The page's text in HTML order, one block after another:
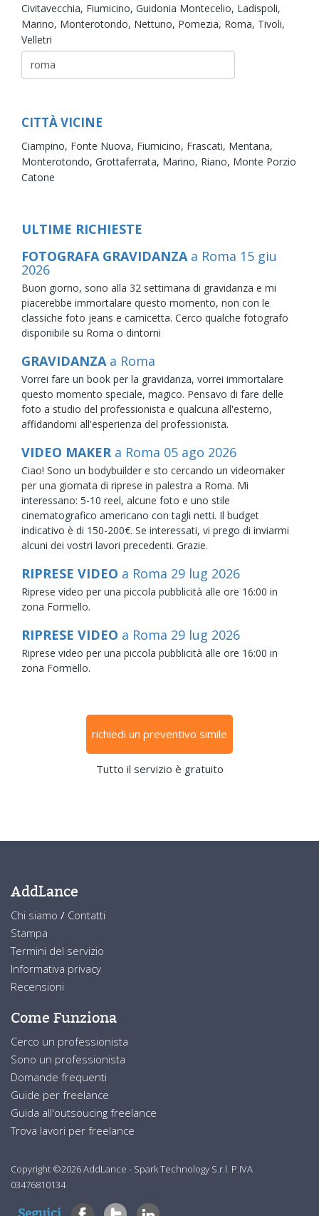
Civitavecchia, Fiumicino, Guidonia Montecelio, Ladispoli,
Marino, Monterotondo, Nettuno, Pomezia, Roma, Tivoli,
Velletri
CITTÀ VICINE
Ciampino, Fonte Nuova, Fiumicino, Frascati, Mentana,
Monterotondo, Grottaferrata, Marino, Riano, Monte Porzio
Catone
ULTIME RICHIESTE
FOTOGRAFA GRAVIDANZA a Roma 15 giu
2026
Buon giorno, sono alla 32 settimana di gravidanza e mi
piacerebbe immortalare questo momento, non con le
classiche foto jeans e camicetta. Cerco qualche fotografo
disponibile su Roma o dintorni
GRAVIDANZA a Roma
Vorrei fare un book per la gravidanza, vorrei immortalare
questo momento speciale, magico. Pensavo di fare delle
foto a studio del professionista e qualcuna all'esterno,
affidandomi all'esperienza del professionista.
VIDEO MAKER a Roma 05 ago 2026
Ciao! Sono un bodybuilder e sto cercando un videomaker
per una giornata di riprese in palestra a Roma. Mi
interessano: 5-10 reel, alcune foto e uno stile
cinematografico americano con tagli netti. Il budget
indicativo è di 150-200€. Se interessati, vi prego di inviarmi
alcuni dei vostri lavori precedenti. Grazie.
RIPRESE VIDEO a Roma 29 lug 2026
Riprese video per una piccola pubblicità alle ore 16:00 in
zona Formello.
RIPRESE VIDEO a Roma 29 lug 2026
Riprese video per una piccola pubblicità alle ore 16:00 in
zona Formello.
richiedi un preventivo simile
Tutto il servizio è gratuito
AddLance
Chi siamo / Contatti
Stampa
Termini del servizio
Informativa privacy
Recensioni
Come Funziona
Cerco un professionista
Sono un professionista
Domande frequenti
Guide per freelance
Guida all'outsoucing freelance
Trova lavori per freelance
Copyright ©2026 AddLance - Spark Technology S.r.l. P.IVA
03476810134
Seguici